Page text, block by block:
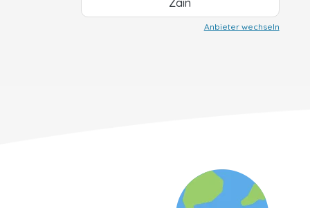
Zain
Anbieter wechseln